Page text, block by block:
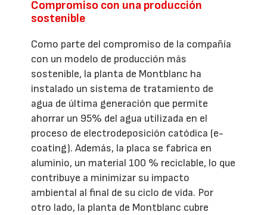
Compromiso con una producción
sostenible
Como parte del compromiso de la compañía
con un modelo de producción más
sostenible, la planta de Montblanc ha
instalado un sistema de tratamiento de
agua de última generación que permite
ahorrar un 95% del agua utilizada en el
proceso de electrodeposición catódica (e-
coating). Además, la placa se fabrica en
aluminio, un material 100 % reciclable, lo que
contribuye a minimizar su impacto
ambiental al final de su ciclo de vida. Por
otro lado, la planta de Montblanc cubre